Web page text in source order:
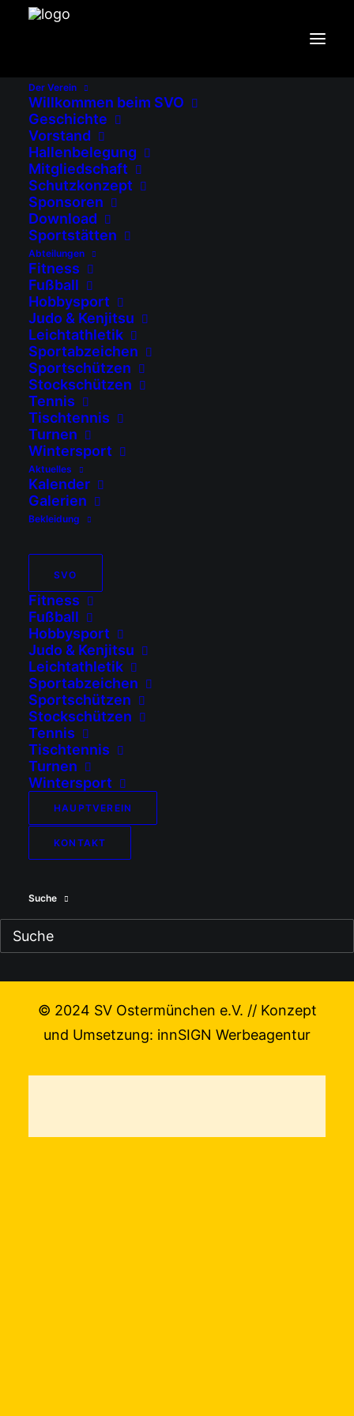
Der Verein
Willkommen beim SVO
Geschichte
Vorstand
Hallenbelegung
Mitgliedschaft
Schutzkonzept
Sponsoren
Download
Sportstätten
Abteilungen
Fitness
Fußball
Hobbysport
Judo & Kenjitsu
Leichtathletik
Sportabzeichen
Sportschützen
Stockschützen
Tennis
Tischtennis
Turnen
Wintersport
Aktuelles
Kalender
Galerien
Bekleidung
SVO
Fitness
Fußball
Hobbysport
Judo & Kenjitsu
Leichtathletik
Sportabzeichen
Sportschützen
Stockschützen
Tennis
Tischtennis
Turnen
Wintersport
HAUPTVEREIN
KONTAKT
Suche
Christian Dirscherl
christian.dirscherl@sv-ostermuenchen.de
01511 5292176
Haftungsausschluss (Disclaimer)
SV Ostermünchen e.V.
Berg 30, 83104 Tuntenhausen
MITGLIED WERDEN
© 2024 SV Ostermünchen e.V. // Konzept
und Umsetzung: innSIGN Werbeagentur